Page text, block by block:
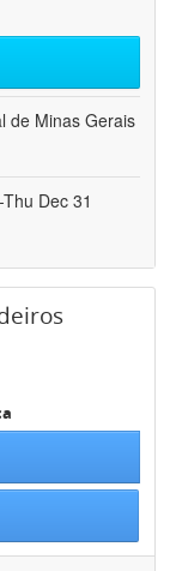
de Minas Gerais
Dec 31